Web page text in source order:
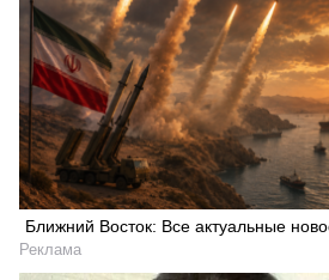
Ближний Восток: Все актуальные
Реклама